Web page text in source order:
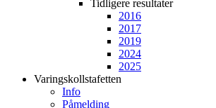
Tidligere resultater
2016
2017
2019
2024
2025
Varingskollstafetten
Info
Påmelding